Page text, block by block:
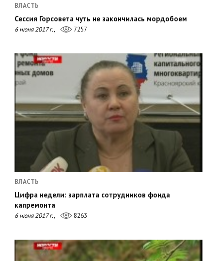
ВЛАСТЬ
Сессия Горсовета чуть не закончилась мордобоем
6 июня 2017 г., 7257
ВЛАСТЬ
Цифра недели: зарплата сотрудников фонда
капремонта
6 июня 2017 г., 8263